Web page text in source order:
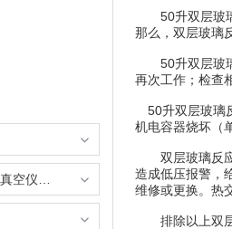
50升双层玻璃
那么，双层玻璃
50升双层玻璃
再次工作；检查
50升双层玻璃
机电容器烧坏（
双层玻璃反应
造成低压报警，
维修或更换。热
排除以上双层